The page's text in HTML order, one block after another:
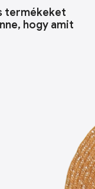
termékeket
hogy amit